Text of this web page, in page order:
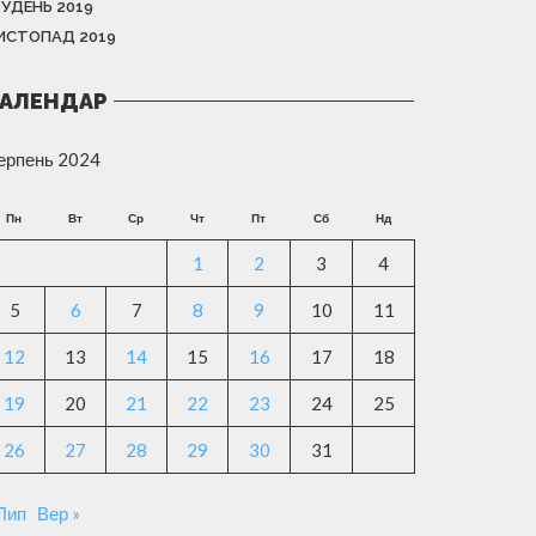
2019
2019
2024
Пн Вт Ср Чт Пт Сб Нд
1 2 3 4
5 6 7 8 9 10 11
12 13 14 15 16 17 18
19 20 21 22 23 24 25
26 27 28 29 30 31
Вер »